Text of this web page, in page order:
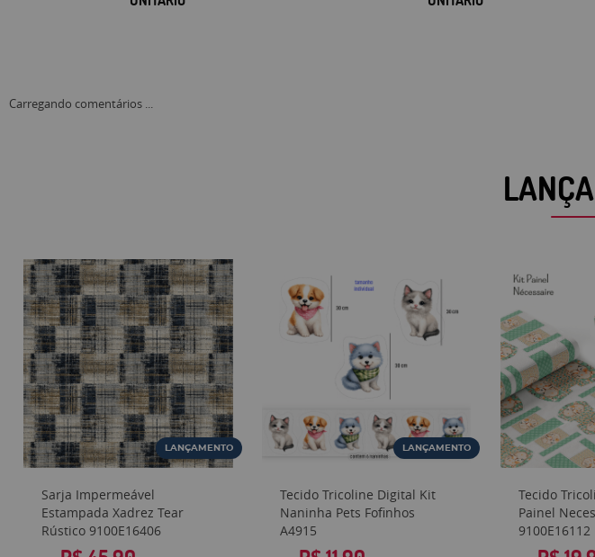
Carregando comentários ...
LANÇAMENTO
Sarja Impermeável
Estampada Xadrez Tear
Rústico 9100E16406
LANÇAMENTO
Tecido Tricoline Digital Kit
Naninha Pets Fofinhos
A4915
Tecido
Painel
9100E16112